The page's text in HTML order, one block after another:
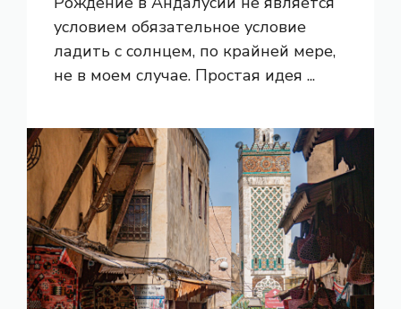
условием обязательное условие
ладить с солнцем, по крайней мере,
не в моем случае. Простая идея ...